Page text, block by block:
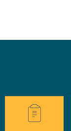
immediata?
Hai bisogno di